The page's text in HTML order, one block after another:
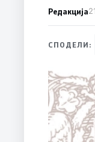
Редакција
СПОДЕЛИ: